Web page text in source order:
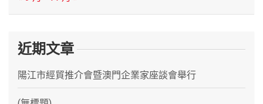
近期文章
陽江市經貿推介會暨澳門企業家座談會舉行